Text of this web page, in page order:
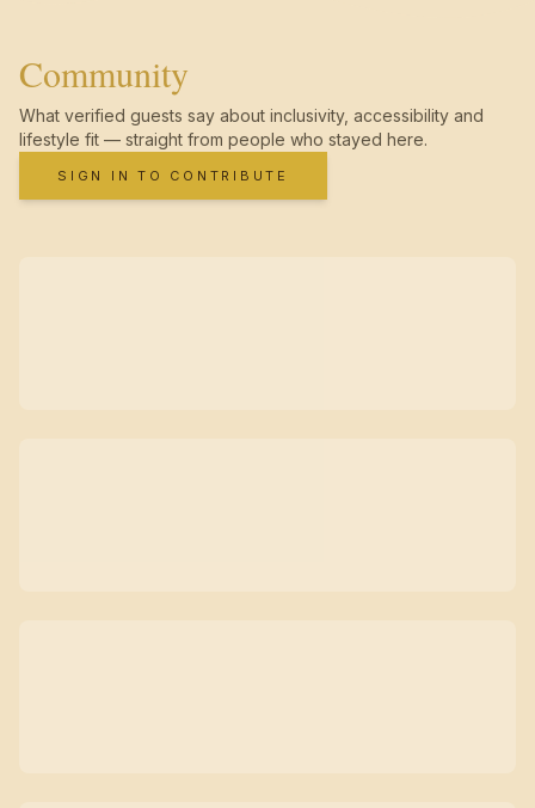
Community
What verified guests say about inclusivity, accessibility and
lifestyle fit — straight from people who stayed here.
SIGN IN TO CONTRIBUTE